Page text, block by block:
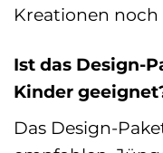
Kreationen
Ist das Design-
Kinder
Das Design-